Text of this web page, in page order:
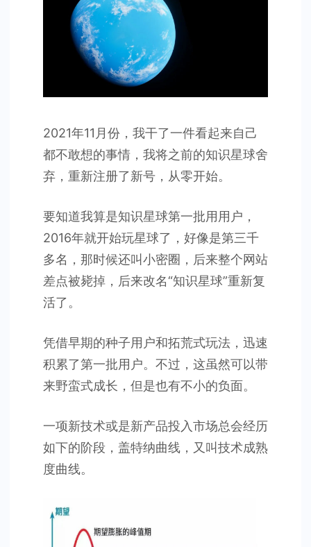
2021年11月份，我干了一件看起来自己
都不敢想的事情，我将之前的知识星球舍
弃，重新注册了新号，从零开始。
要知道我算是知识星球第一批用用户，
2016年就开始玩星球了，好像是第三千
多名，那时候还叫小密圈，后来整个网站
差点被毙掉，后来改名“知识星球”重新复
活了。
凭借早期的种子用户和拓荒式玩法，迅速
积累了第一批用户。不过，这虽然可以带
来野蛮式成长，但是也有不小的负面。
一项新技术或是新产品投入市场总会经历
如下的阶段，盖特纳曲线，又叫技术成熟
度曲线。